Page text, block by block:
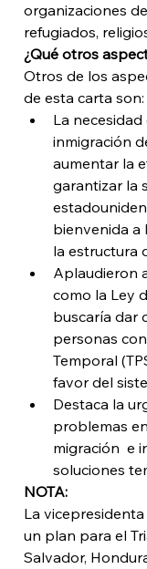
organizaciones
refugiados,
¿Qué otros
Otros de los
de esta carta son:
La
inmigración
aumentar la
garantizar la
bienvenida a
la estructura
Aplaudieron
como la Ley
buscaría dar
personas
Temporal
favor del
Destaca la
problemas
migración  e
soluciones
NOTA:
La
un plan para el
Salvador,